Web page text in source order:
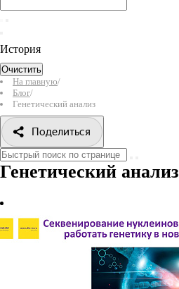
История
Очистить
На главную/
Блог/
Генетический анализ
Поделиться
Генетический анализ